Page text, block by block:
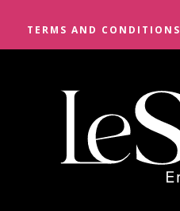
TERMS AND CONDITIONS